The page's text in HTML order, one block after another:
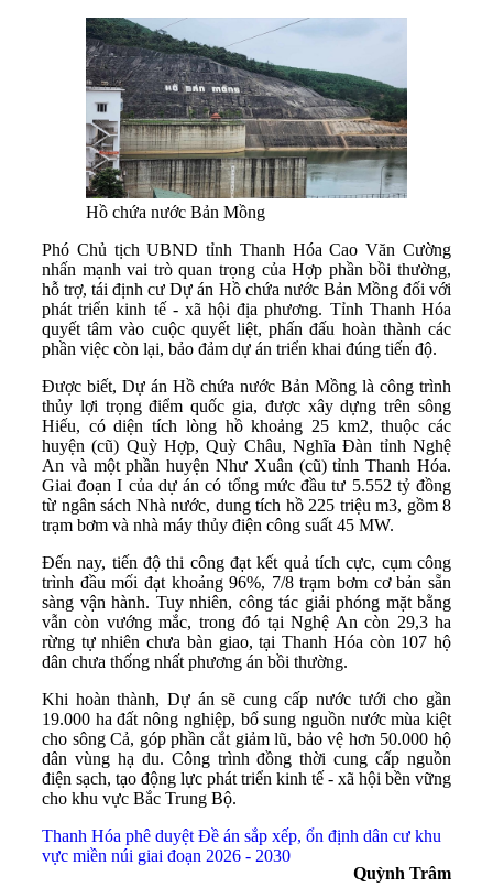
Hồ chứa nước Bản Mồng
Phó Chủ tịch UBND tỉnh Thanh Hóa Cao Văn Cường
nhấn mạnh vai trò quan trọng của Hợp phần bồi thường,
hỗ trợ, tái định cư Dự án Hồ chứa nước Bản Mồng đối với
phát triển kinh tế - xã hội địa phương. Tỉnh Thanh Hóa
quyết tâm vào cuộc quyết liệt, phấn đấu hoàn thành các
phần việc còn lại, bảo đảm dự án triển khai đúng tiến độ.
Được biết, Dự án Hồ chứa nước Bản Mồng là công trình
thủy lợi trọng điểm quốc gia, được xây dựng trên sông
Hiếu, có diện tích lòng hồ khoảng 25 km2, thuộc các
huyện (cũ) Quỳ Hợp, Quỳ Châu, Nghĩa Đàn tỉnh Nghệ
An và một phần huyện Như Xuân (cũ) tỉnh Thanh Hóa.
Giai đoạn I của dự án có tổng mức đầu tư 5.552 tỷ đồng
từ ngân sách Nhà nước, dung tích hồ 225 triệu m3, gồm 8
trạm bơm và nhà máy thủy điện công suất 45 MW.
Đến nay, tiến độ thi công đạt kết quả tích cực, cụm công
trình đầu mối đạt khoảng 96%, 7/8 trạm bơm cơ bản sẵn
sàng vận hành. Tuy nhiên, công tác giải phóng mặt bằng
vẫn còn vướng mắc, trong đó tại Nghệ An còn 29,3 ha
rừng tự nhiên chưa bàn giao, tại Thanh Hóa còn 107 hộ
dân chưa thống nhất phương án bồi thường.
Khi hoàn thành, Dự án sẽ cung cấp nước tưới cho gần
19.000 ha đất nông nghiệp, bổ sung nguồn nước mùa kiệt
cho sông Cả, góp phần cắt giảm lũ, bảo vệ hơn 50.000 hộ
dân vùng hạ du. Công trình đồng thời cung cấp nguồn
điện sạch, tạo động lực phát triển kinh tế - xã hội bền vững
cho khu vực Bắc Trung Bộ.
Thanh Hóa phê duyệt Đề án sắp xếp, ổn định dân cư khu
vực miền núi giai đoạn 2026 - 2030
Quỳnh Trâm